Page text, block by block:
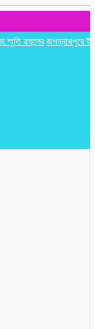
জগন্নাথপুরে ইউপি